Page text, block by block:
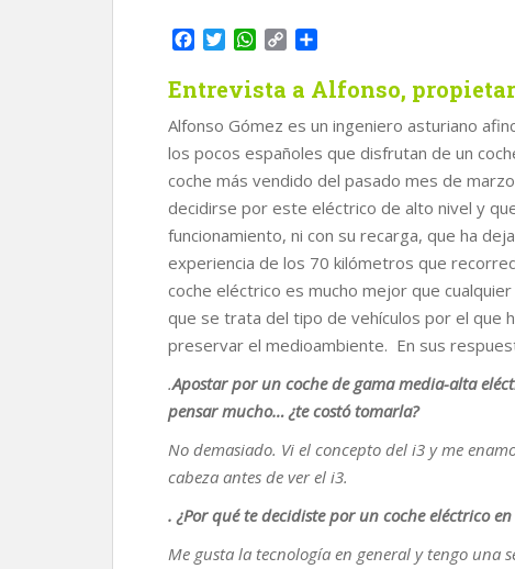
c
e
b
o
o
k
i
t
t
e
W
a
t
s
A
p
p
p
y
L
i
n
k
m
p
a
r
i
r
Entrevista a Alfonso,
Alfonso Gómez es un ingeniero asturiano
los pocos españoles que disfrutan de un
coche más vendido del pasado mes de
decidirse por este eléctrico de alto nivel y
funcionamiento, ni con su recarga, que ha
experiencia de los 70 kilómetros que
coche eléctrico es mucho mejor que
que se trata del tipo de vehículos por el que
preservar el medioambiente. En sus
.Apostar por un coche de gama media-alta
pensar mucho… ¿te costó tomarla?
No demasiado. Vi el concepto del i3 y me
cabeza antes de ver el i3.
. ¿Por qué te decidiste por un coche eléctrico
Me gusta la tecnología en general y tengo